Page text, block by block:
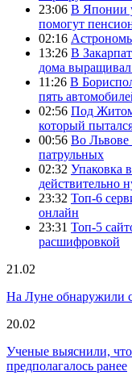
23:06 В Японии
помогут
02:16
13:26 В
дома
11:26 В
пять
02:56 Под
который
00:56 Во Львове
патрульных
02:32 Упаковка
действительно
23:32 Топ-6
онлайн
23:31 Топ-5
расшифровкой
21.02
На Луне обнаружили
20.02
Ученые выяснили, что
предполагалось ранее